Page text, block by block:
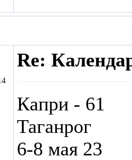
Re:
Капри - 61
Таганрог
6-8 мая 23